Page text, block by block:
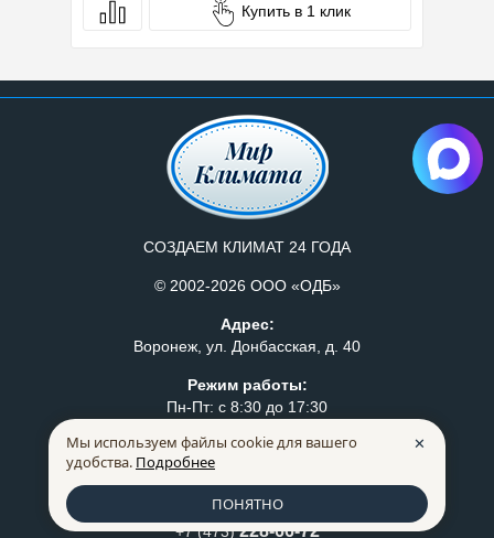
Купить в 1 клик
СОЗДАЕМ КЛИМАТ 24 ГОДА
© 2002-2026 ООО «ОДБ»
Адрес:
Воронеж, ул. Донбасская, д. 40
Режим работы:
Пн-Пт: с 8:30 до 17:30
Правила продажи товаров
+7 (473)259-07-75
+7 (473)228-66-72
Мы используем файлы cookie для вашего
удобства. Подробнее
✕
ПОНЯТНО